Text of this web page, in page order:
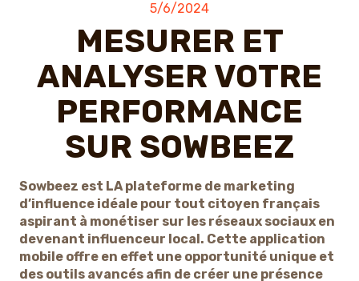
5/6/2024
MESURER ET
ANALYSER VOTRE
PERFORMANCE
SUR SOWBEEZ
Sowbeez est LA plateforme de marketing
d’influence idéale pour tout citoyen français
aspirant à monétiser sur les réseaux sociaux en
devenant influenceur local. Cette application
mobile offre en effet une opportunité unique et
des outils avancés afin de créer une présence